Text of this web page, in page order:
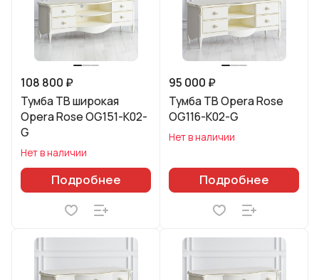
108 800 ₽
Тумба ТВ широкая
Opera Rose OG151-K02-
G
Нет в наличии
Подробнее
95 000 ₽
Тумба ТВ Opera Rose
OG116-K02-G
Нет в наличии
Подробнее